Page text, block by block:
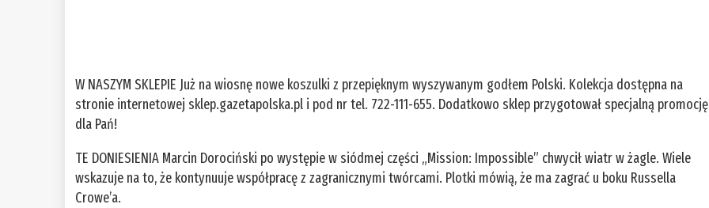
W NASZYM SKLEPIE Już na wiosnę nowe koszulki z przepięknym wyszywanym godłem Polski. Kolekcja dostępna na
stronie internetowej sklep.gazetapolska.pl i pod nr tel. 722-111-655. Dodatkowo sklep przygotował specjalną promocję
dla Pań!
TE DONIESIENIA Marcin Dorociński po występie w siódmej części „Mission: Impossible” chwycił wiatr w żagle. Wiele
wskazuje na to, że kontynuuje współpracę z zagranicznymi twórcami. Plotki mówią, że ma zagrać u boku Russella
Crowe’a.